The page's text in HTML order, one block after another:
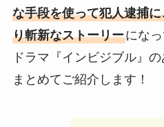
な手段を使って犯人逮捕
り斬新なストーリーにな
ドラマ『インビジブル』
まとめてご紹介します！